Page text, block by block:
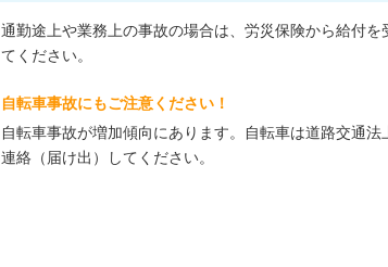
通勤途上や業務上の事故の場合は、労災保険から給付
てください。
自転車事故にもご注意ください！
自転車事故が増加傾向にあります。自転車は道路交通
連絡（届け出）してください。